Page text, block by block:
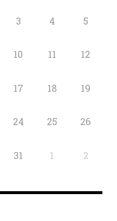
3 4 5
10 11 12
17 18 19
24 25 26
31 1 2